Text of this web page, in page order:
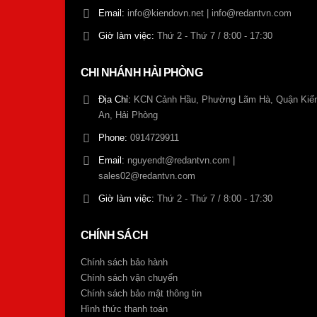
Email: info@kiendovn.net | info@redantvn.com
Giờ làm việc: Thứ 2 - Thứ 7 / 8:00 - 17:30
CHI NHÁNH HẢI PHÒNG
Địa Chỉ: KCN Cảnh Hầu, Phường Lãm Hà, Quận
An, Hải Phòng
Phone: 0914729911
Email: nguyendt@redantvn.com |
sales02@redantvn.com
Giờ làm việc: Thứ 2 - Thứ 7 / 8:00 - 17:30
CHÍNH SÁCH
Chính sách bảo hành
Chính sách vận chuyển
Chính sách bảo mật thông tin
Hình thức thanh toán